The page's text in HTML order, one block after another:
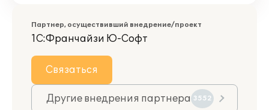
Партнер, осуществивший внедрение/проект
1С:Франчайзи Ю-Софт
Связаться
Другие внедрения партнера 3552